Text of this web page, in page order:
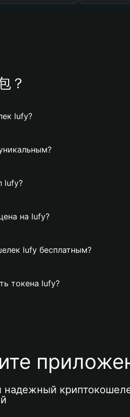
？
lufy?
lufy?
на lufy?
lufy бесплатным?
токена lufy?
надежный